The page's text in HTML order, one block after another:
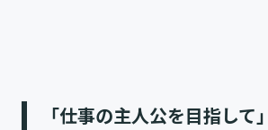
「仕事の主人公を目指して